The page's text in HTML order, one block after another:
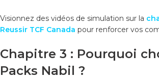
Visionnez des vidéos de simulation sur la
Reussir TCF Canada pour renforcer vos
Chapitre 3 : Pourquoi
Packs Nabil ?